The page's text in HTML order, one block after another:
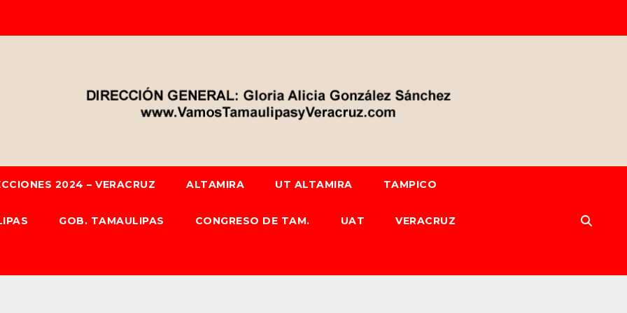
2024 – VERACRUZ ALTAMIRA UT ALTAMIRA TAMPICO
GOB. TAMAULIPAS CONGRESO DE TAM. UAT VERACRUZ